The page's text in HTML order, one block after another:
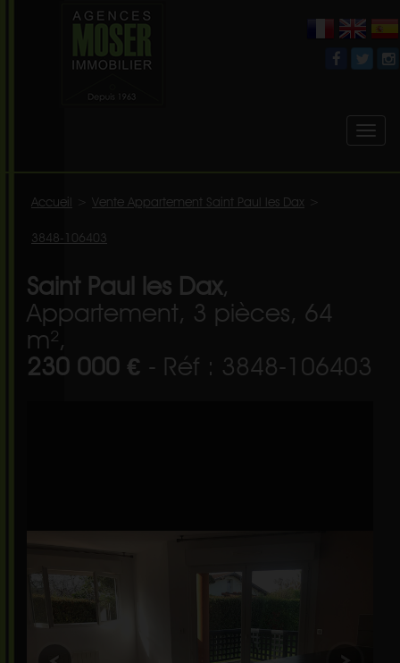
Accueil Vente Appartement Saint Paul les Dax
3848-106403
Saint Paul les Dax,
Appartement, 3 pièces, 64
m²,
230 000 € - Réf : 3848-106403